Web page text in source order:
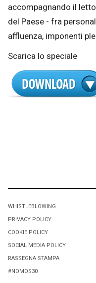
accompagnando il
del Paese - fra
affluenza, imponenti
Scarica lo speciale
WHISTLEBLOWING
PRIVACY POLICY
COOKIE POLICY
SOCIAL MEDIA POLICY
RASSEGNA STAMPA
#NOMOS30